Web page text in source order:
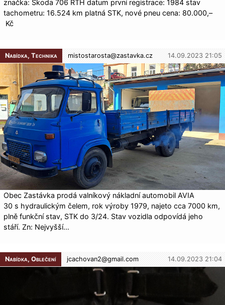
značka: Škoda 706 RTH datum první registrace: 1984 stav
tachometru: 16.524 km platná STK, nové pneu cena: 80.000,–
Kč
Nabídka, Technika mistostarosta@zastavka.cz 14.09.2023 21:05
Obec Zastávka prodá valníkový nákladní automobil AVIA
30 s hydraulickým čelem, rok výroby 1979, najeto cca 7000 km,
plně funkční stav, STK do 3/24. Stav vozidla odpovídá jeho
stáří. Zn: Nejvyšší…
Nabídka, Oblečení jcachovan2@gmail.com 14.09.2023 21:04